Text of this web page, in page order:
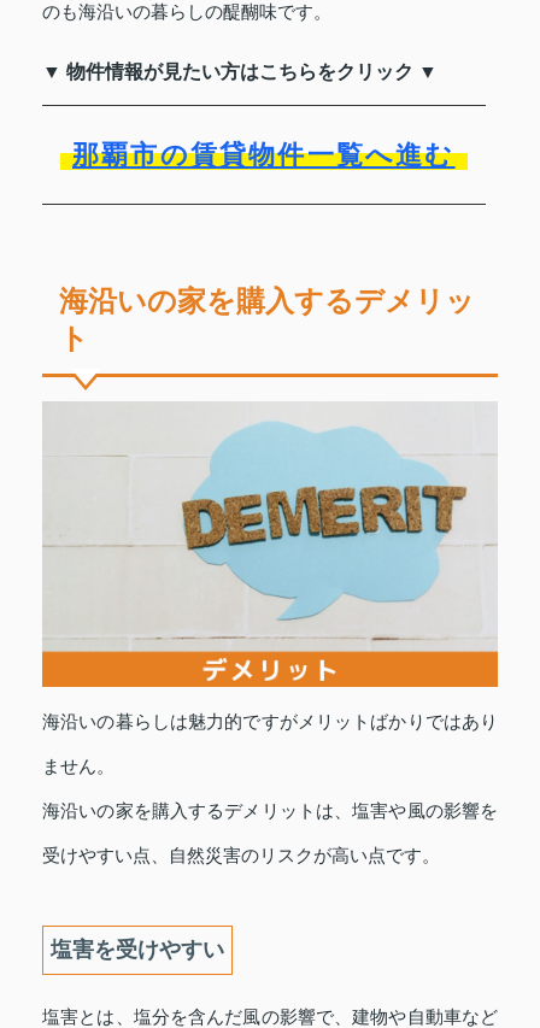
のも海沿いの暮らしの醍醐味です。
▼ 物件情報が見たい方はこちらをクリック ▼
那覇市の賃貸物件一覧へ進む
海沿いの家を購入するデメリッ
ト
海沿いの暮らしは魅力的ですがメリットばかりではあり
ません。
海沿いの家を購入するデメリットは、塩害や風の影響を
受けやすい点、自然災害のリスクが高い点です。
塩害を受けやすい
塩害とは、塩分を含んだ風の影響で、建物や自動車など